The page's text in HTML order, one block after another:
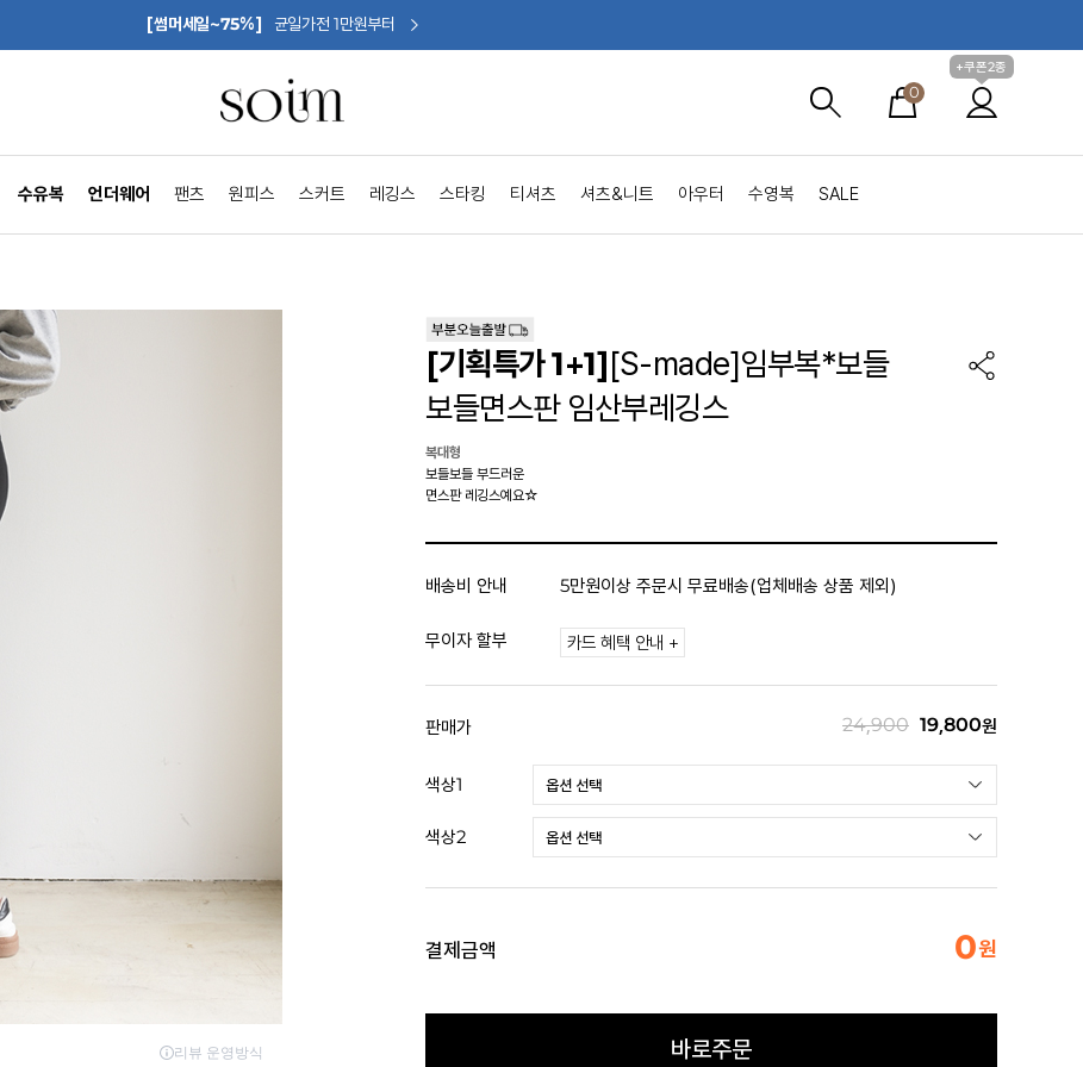
[썸머세일~75%] 균일가전 1만원부터
0
+쿠폰2종
수유복 언더웨어 팬츠 원피스 스커트 레깅스 스타킹 티셔츠 셔츠&니트 아우터 수영복 SALE
[기획특가 1+1][S-made]임부복*보들
보들면스판 임산부레깅스
복대형
보들보들 부드러운
면스판 레깅스예요☆
배송비 안내 5만원이상 주문시 무료배송(업체배송 상품 제외)
무이자 할부 카드 혜택 안내 +
판매가 24,900 19,800원
색상1
색상2
결제금액 0원
바로주문